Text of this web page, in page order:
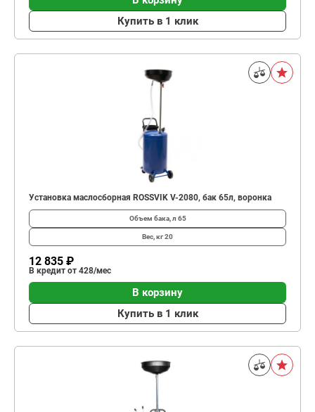
Купить в 1 клик
Установка маслосборная ROSSVIK V-2080, бак 65л, воронка
Объем бака, л 65
Вес, кг20
12 835 ₽
В кредит от 428/мес
В корзину
Купить в 1 клик